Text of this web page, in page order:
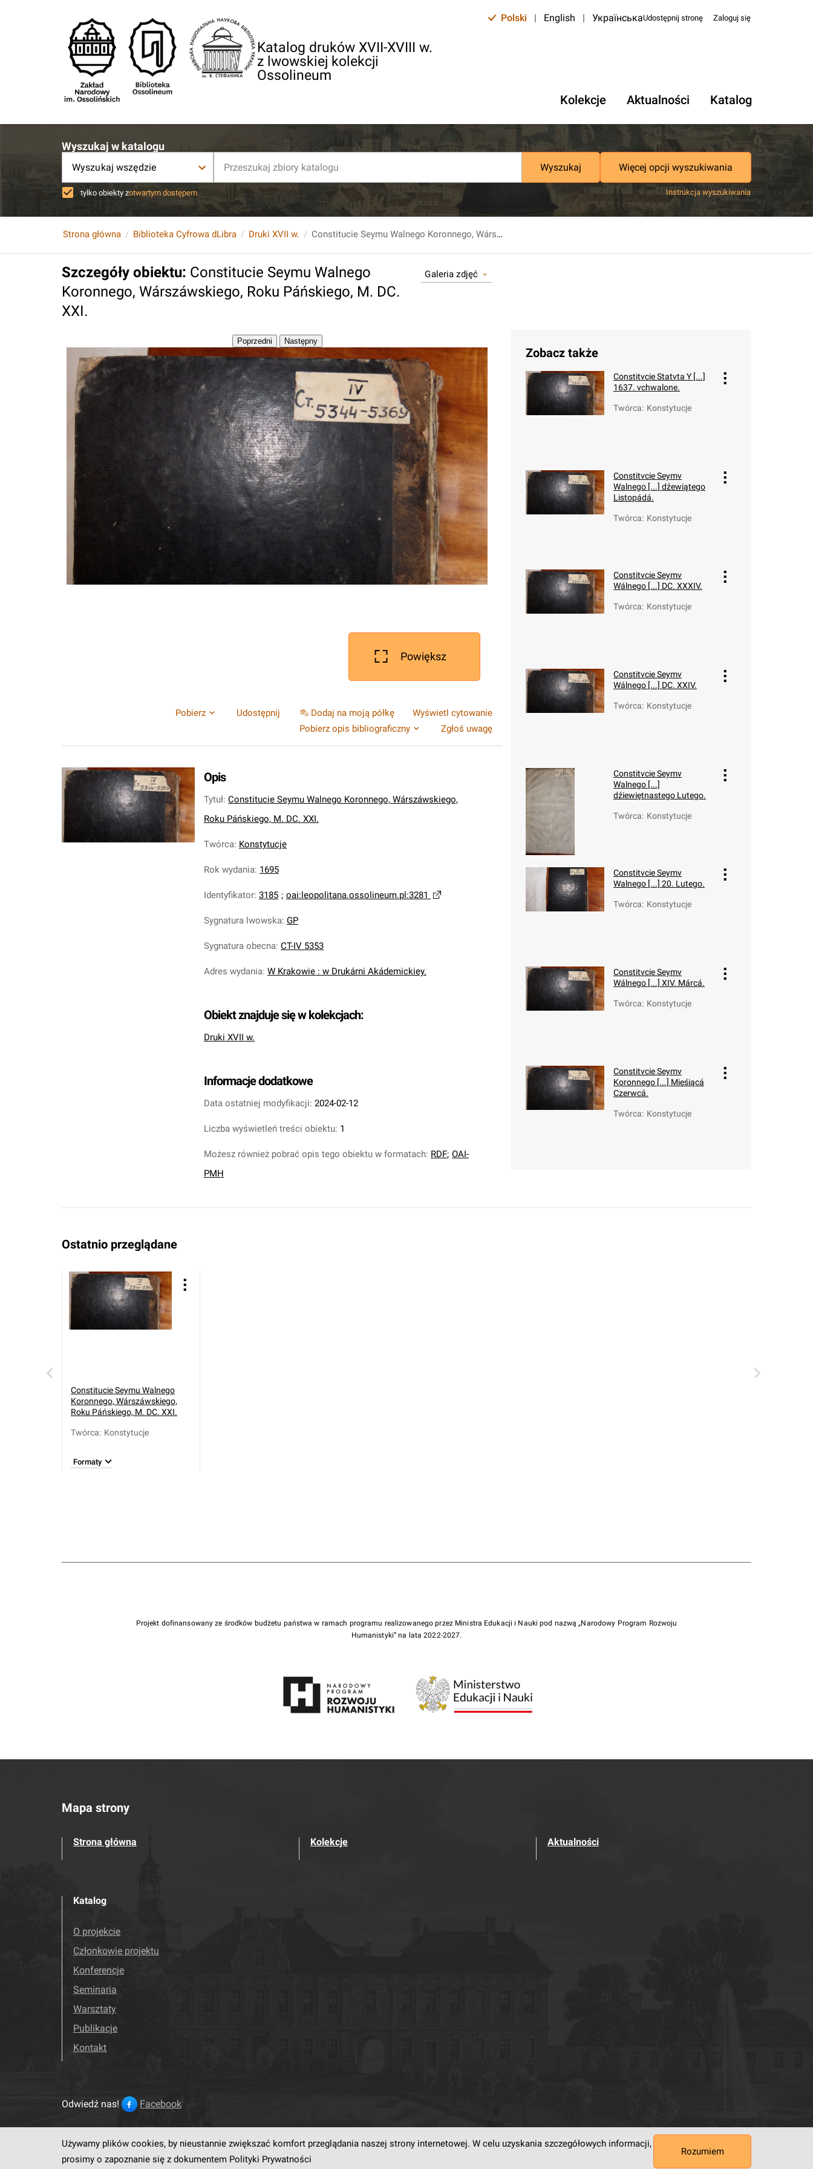
Katalog druków XVII-XVIII w.
z lwowskiej kolekcji
Ossolineum
Polski | English | УкраїнськаUdostępnij stronę Zaloguj się
Kolekcje Aktualności Katalog
Wyszukaj w katalogu
Wyszukaj wszędzie Wyszukaj Więcej opcji wyszukiwania
tylko obiekty zotwartym dostępem Instrukcja wyszukiwania
Strona główna Biblioteka Cyfrowa dLibra Druki XVII w. Constitucie Seymu Walnego Koronnego, Wárszáwskiego, Roku Páńskiego, M. DC. XXI.
Szczegóły obiektu: Constitucie Seymu Walnego
Koronnego, Wárszáwskiego, Roku Páńskiego, M. DC.
XXI.
Galeria zdjęć
Powiększ
Pobierz Udostępnij Dodaj na moją półkę
Wyświetl cytowanie
Pobierz opis bibliograficzny
Zgłoś uwagę
Opis
Tytuł: Constitucie Seymu Walnego Koronnego, Wárszáwskiego,
Roku Páńskiego, M. DC. XXI.
Twórca: Konstytucje
Rok wydania: 1695
Identyfikator: 3185 ; oai:leopolitana.ossolineum.pl:3281
Sygnatura lwowska: GP
Sygnatura obecna: CT-IV 5353
Adres wydania: W Krakowie : w Drukárni Akádemickiey.
Obiekt znajduje się w kolekcjach:
Druki XVII w.
Informacje dodatkowe
Data ostatniej modyfikacji: 2024-02-12
Liczba wyświetleń treści obiektu: 1
Możesz również pobrać opis tego obiektu w formatach: RDF; OAI-
PMH
Zobacz także
Constitvcie Statvta Y [...]
1637. vchwalone.
Twórca: Konstytucje
Constitvcie Seymv
Walnego [...] dźewiątego
Listopádá.
Twórca: Konstytucje
Constitvcie Seymv
Wálnego [...] DC. XXXIV.
Twórca: Konstytucje
Constitvcie Seymv
Wálnego [...] DC. XXIV.
Twórca: Konstytucje
Constitvcie Seymv
Walnego [...]
dźiewiętnastego Lutego.
Twórca: Konstytucje
Constitvcie Seymv
Walnego [...] 20. Lutego.
Twórca: Konstytucje
Constitvcie Seymv
Wálnego [...] XIV. Márcá.
Twórca: Konstytucje
Constitvcie Seymv
Koronnego [...] Mieśiącá
Czerwcá.
Twórca: Konstytucje
Ostatnio przeglądane
Constitucie Seymu Walnego
Koronnego, Wárszáwskiego,
Roku Páńskiego, M. DC. XXI.
Twórca: Konstytucje
Formaty
Projekt dofinansowany ze środków budżetu państwa w ramach programu realizowanego przez Ministra Edukacji i Nauki pod nazwą „Narodowy Program Rozwoju
Humanistyki” na lata 2022-2027.
Mapa strony
Strona główna Kolekcje Aktualności
Katalog
O projekcie
Członkowie projektu
Konferencje
Seminaria
Warsztaty
Publikacje
Kontakt
Odwiedź nas! Facebook
Ten serwis działa dzięki oprogramowaniu
Używamy plików cookies, by nieustannie zwiększać komfort przeglądania naszej strony internetowej. W celu uzyskania szczegółowych informacji,
prosimy o zapoznanie się z dokumentem Polityki Prywatności
Rozumiem